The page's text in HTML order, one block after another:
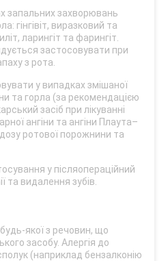
запальних захворювань
гінгівіт, виразковий та
ларингіт та фарингіт.
застосовувати при
з рота.
у випадках змішаної
та горла (за рекомендацією
засіб при лікуванні
ангіни та ангіни Плаута–
ротової порожнини та
у післяопераційний
та видалення зубів.
якої з речовин, що
засобу. Алергія до
(наприклад бензалконію